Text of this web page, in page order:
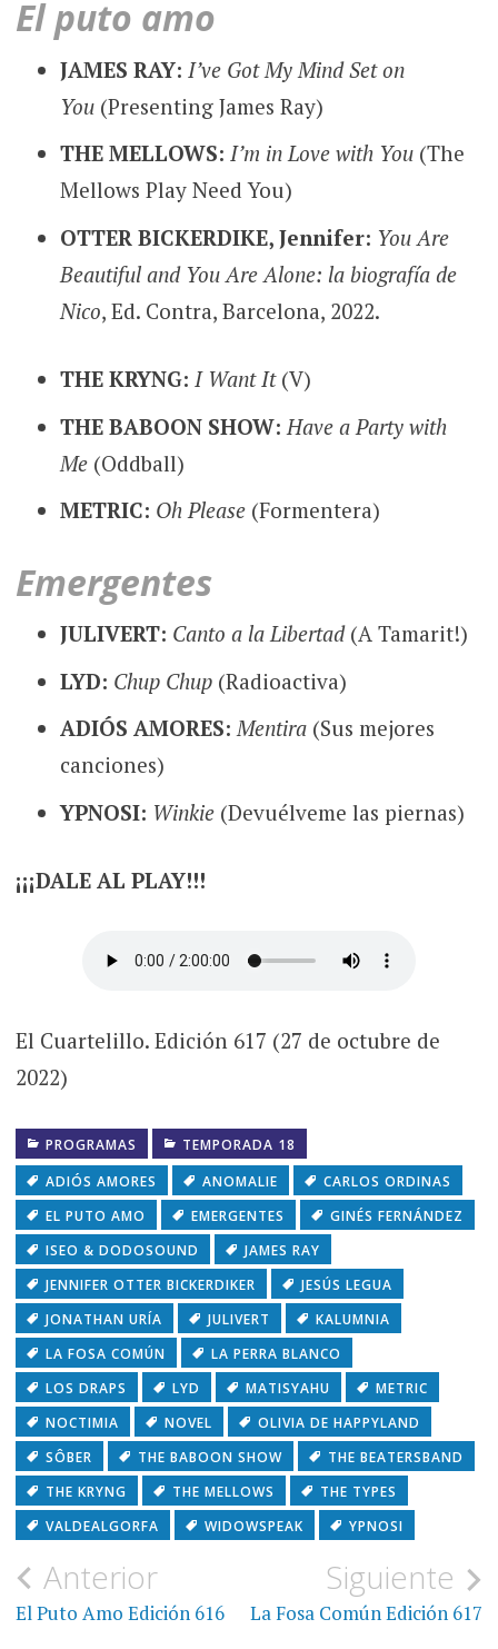
El puto amo
JAMES RAY: I’ve Got My Mind Set on
You (Presenting James Ray)
THE MELLOWS: I’m in Love with You(The
Mellows Play Need You)
OTTER BICKERDIKE, Jennifer: You Are
Beautiful and You Are Alone: la biografía de
Nico, Ed. Contra, Barcelona, 2022.
THE KRYNG: I Want It(V)
THE BABOON SHOW: Have a Party with
Me(Oddball)
METRIC: Oh Please(Formentera)
Emergentes
JULIVERT: Canto a la Libertad(A Tamarit!)
LYD: Chup Chup(Radioactiva)
ADIÓS AMORES:Mentira(Sus mejores
canciones)
YPNOSI: Winkie(Devuélveme las piernas)
¡¡¡DALE AL PLAY!!!
El Cuartelillo. Edición 617 (27 de octubre de
2022)
PROGRAMAS
TEMPORADA 18
ADIÓS AMORES
ANOMALIE
CARLOS ORDINAS
EL PUTO AMO
EMERGENTES
GINÉS FERNÁNDEZ
ISEO & DODOSOUND
JAMES RAY
JENNIFER OTTER BICKERDIKER
JESÚS LEGUA
JONATHAN URÍA
JULIVERT
KALUMNIA
LA FOSA COMÚN
LA PERRA BLANCO
LOS DRAPS
LYD MATISYAHU
METRIC
NOCTIMIA
NOVEL
OLIVIA DE HAPPYLAND
SÔBER
THE BABOON SHOW
THE BEATERSBAND
THE KRYNG
THE MELLOWS
THE TYPES
VALDEALGORFA
WIDOWSPEAK YPNOSI
Navegación
de
Anterior
El Puto Amo Edición 616
Siguiente
La Fosa Común Edición 617